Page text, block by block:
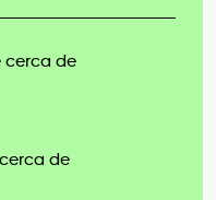
cerca de
de